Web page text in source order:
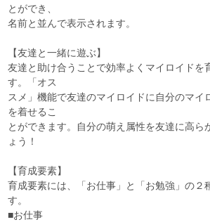
とができ、
名前と並んで表示されます。
【友達と一緒に遊ぶ】
友達と助け合うことで効率よくマイロイドを
す。「オス
スメ」機能で友達のマイロイドに自分のマイ
を着せるこ
とができます。自分の萌え属性を友達に高ら
ょう！
【育成要素】
育成要素には、「お仕事」と「お勉強」の２
す。
■お仕事